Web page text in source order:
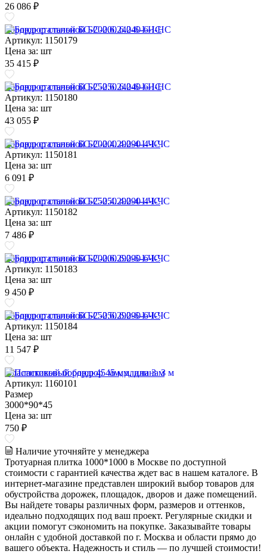
26 086 ₽
Бордюр стальной БС-200.6.240-6-I-НС
Артикул: 1150179
Цена за: шт
35 415 ₽
Бордюр стальной БС-250.6.240-6-I-НС
Артикул: 1150180
Цена за: шт
43 055 ₽
Бордюр стальной БС-200.4.290-4-I-ЧС
Артикул: 1150181
Цена за: шт
6 091 ₽
Бордюр стальной БС-250.4.290-4-I-ЧС
Артикул: 1150182
Цена за: шт
7 486 ₽
Бордюр стальной БС-200.6.290-6-I-ЧС
Артикул: 1150183
Цена за: шт
9 450 ₽
Бордюр стальной БС-250.6.290-6-I-ЧС
Артикул: 1150184
Цена за: шт
11 547 ₽
Пластиковый бордюр 45 мм, длина 3 м
Артикул: 1160101
Размер
3000*90*45
Цена за: шт
750 ₽
Наличие уточняйте у менеджера
Тротуарная плитка 1000*1000 в Москве по доступной
стоимости с гарантией качества ждет вас в нашем каталоге. В
интернет-магазине представлен широкий выбор товаров для
обустройства дорожек, площадок, дворов и даже помещений.
Вы найдете товары различных форм, размеров и оттенков,
идеально подходящих под ваш проект. Регулярные скидки и
акции помогут сэкономить на покупке. Заказывайте товары
онлайн с удобной доставкой по г. Москва и области прямо до
вашего объекта. Надежность и стиль — по лучшей стоимости!